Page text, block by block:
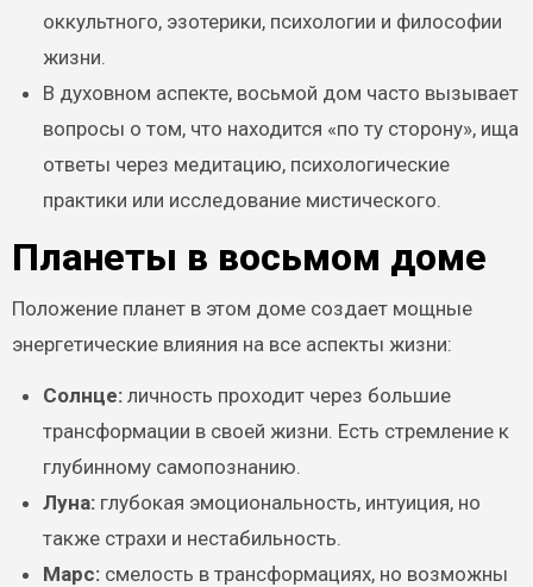
оккультного, эзотерики, психологии и философии
жизни.
В духовном аспекте, восьмой дом часто вызывает
вопросы о том, что находится «по ту сторону», ища
ответы через медитацию, психологические
практики или исследование мистического.
Планеты в восьмом доме
Положение планет в этом доме создает мощные
энергетические влияния на все аспекты жизни:
Солнце:личность проходит через большие
трансформации в своей жизни. Есть стремление к
глубинному самопознанию.
Луна:глубокая эмоциональность, интуиция, но
также страхи и нестабильность.
Марс:смелость в трансформациях, но возможны